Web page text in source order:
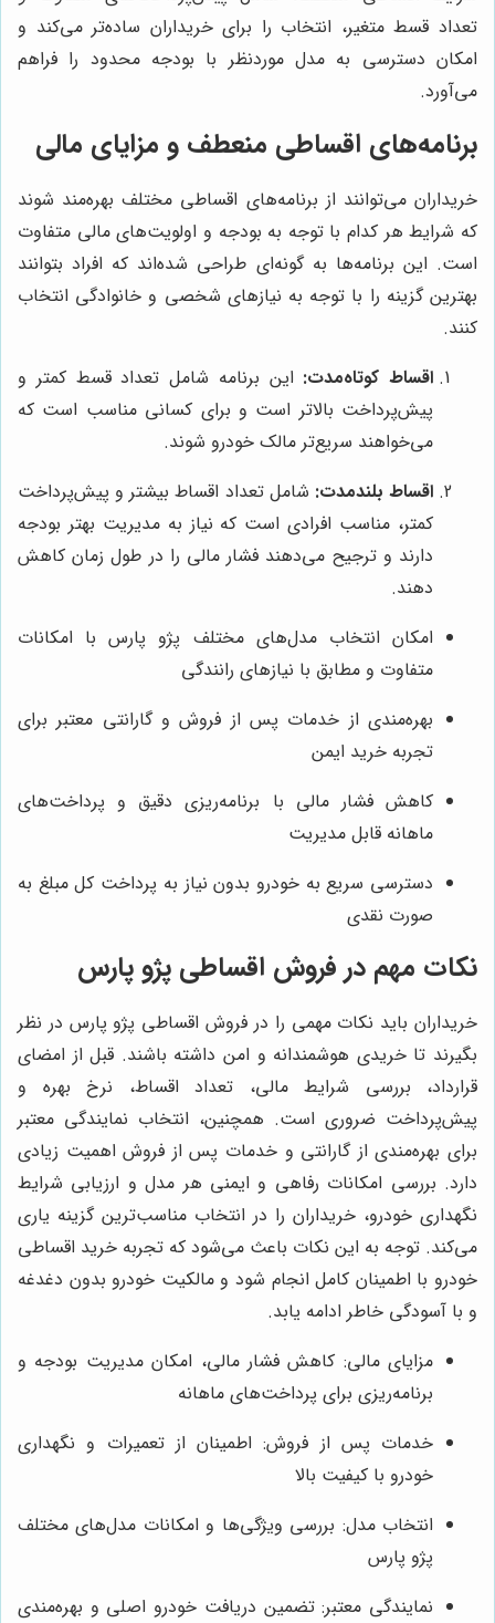
تعداد قسط متغیر، انتخاب را برای خریداران ساده‌تر می‌کند و
امکان دسترسی به مدل موردنظر با بودجه محدود را فراهم
می‌آورد.
برنامه‌های اقساطی منعطف و مزایای مالی
خریداران می‌توانند از برنامه‌های اقساطی مختلف بهره‌مند شوند
که شرایط هر کدام با توجه به بودجه و اولویت‌های مالی متفاوت
است. این برنامه‌ها به گونه‌ای طراحی شده‌اند که افراد بتوانند
بهترین گزینه را با توجه به نیازهای شخصی و خانوادگی انتخاب
کنند.
اقساط کوتاه‌مدت: این برنامه شامل تعداد قسط کمتر و
پیش‌پرداخت بالاتر است و برای کسانی مناسب است که
می‌خواهند سریع‌تر مالک خودرو شوند.
اقساط بلندمدت: شامل تعداد اقساط بیشتر و پیش‌پرداخت
کمتر، مناسب افرادی است که نیاز به مدیریت بهتر بودجه
دارند و ترجیح می‌دهند فشار مالی را در طول زمان کاهش
دهند.
امکان انتخاب مدل‌های مختلف پژو پارس با امکانات
متفاوت و مطابق با نیازهای رانندگی
بهره‌مندی از خدمات پس از فروش و گارانتی معتبر برای
تجربه خرید ایمن
کاهش فشار مالی با برنامه‌ریزی دقیق و پرداخت‌های
ماهانه قابل مدیریت
دسترسی سریع به خودرو بدون نیاز به پرداخت کل مبلغ به
صورت نقدی
نکات مهم در فروش اقساطی پژو پارس
خریداران باید نکات مهمی را در فروش اقساطی پژو پارس در نظر
بگیرند تا خریدی هوشمندانه و امن داشته باشند. قبل از امضای
قرارداد، بررسی شرایط مالی، تعداد اقساط، نرخ بهره و
پیش‌پرداخت ضروری است. همچنین، انتخاب نمایندگی معتبر
برای بهره‌مندی از گارانتی و خدمات پس از فروش اهمیت زیادی
دارد. بررسی امکانات رفاهی و ایمنی هر مدل و ارزیابی شرایط
نگهداری خودرو، خریداران را در انتخاب مناسب‌ترین گزینه یاری
می‌کند. توجه به این نکات باعث می‌شود که تجربه خرید اقساطی
خودرو با اطمینان کامل انجام شود و مالکیت خودرو بدون دغدغه
و با آسودگی خاطر ادامه یابد.
مزایای مالی: کاهش فشار مالی، امکان مدیریت بودجه و
برنامه‌ریزی برای پرداخت‌های ماهانه
خدمات پس از فروش: اطمینان از تعمیرات و نگهداری
خودرو با کیفیت بالا
انتخاب مدل: بررسی ویژگی‌ها و امکانات مدل‌های مختلف
پژو پارس
نمایندگی معتبر: تضمین دریافت خودرو اصلی و بهره‌مندی